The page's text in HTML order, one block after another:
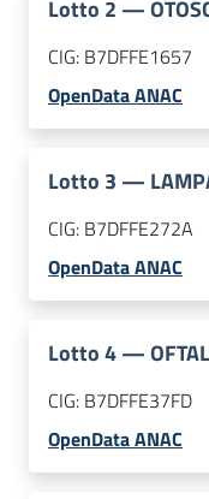
Lotto 2 —
CIG: B7DFFE1657
OpenData ANAC
Lotto 3 —
CIG: B7DFFE272A
OpenData ANAC
Lotto4—
CIG: B7DFFE37FD
OpenData ANAC